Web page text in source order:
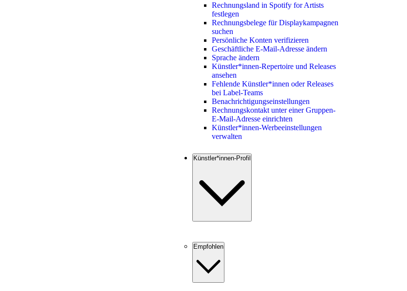
Rechnungsland in Spotify for Artists
festlegen
Rechnungsbelege für Displaykampagnen
suchen
Persönliche Konten verifizieren
Geschäftliche E-Mail-Adresse ändern
Sprache ändern
Künstler*innen-Repertoire und Releases
ansehen
Fehlende Künstler*innen oder Releases
bei Label-Teams
Benachrichtigungseinstellungen
Rechnungskontakt unter einer Gruppen-
E-Mail-Adresse einrichten
Künstler*innen-Werbeeinstellungen
verwalten
Künstler*innen-Profil
Empfohlen